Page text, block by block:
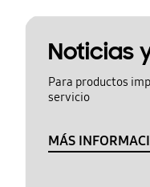
Noticias
Para productos
servicio
MÁS